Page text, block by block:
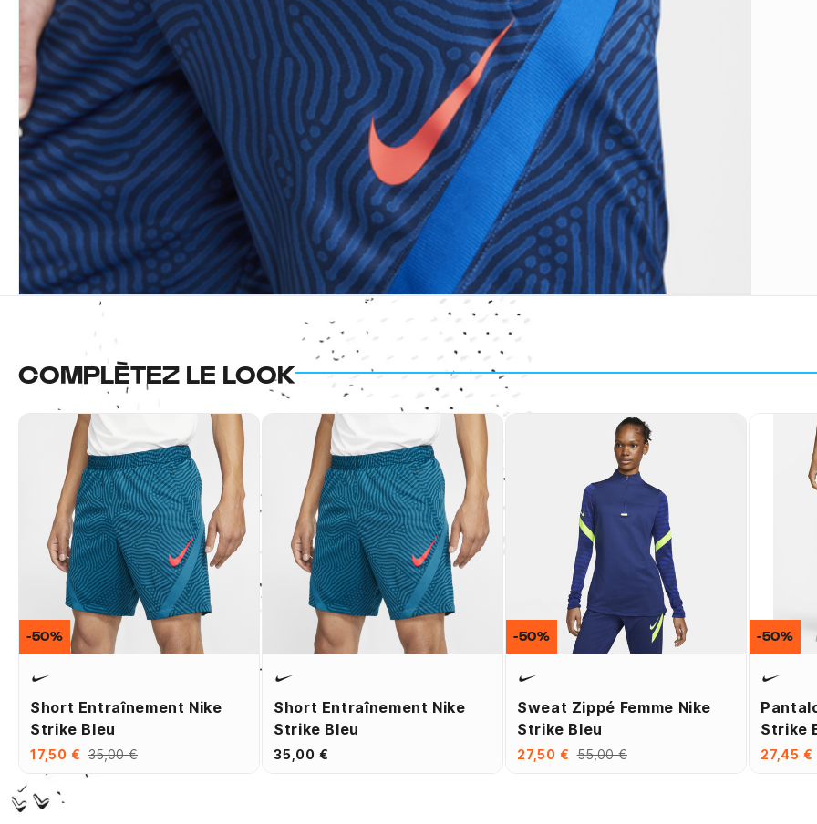
COMPLÈTEZ LE LOOK
Short Entraînement Nike
Strike Bleu
17,50 € 35,00 €
-50%
Short Entraînement Nike
Strike Bleu
35,00 €
Sweat Zippé Femme Nike
Strike Bleu
27,50 € 55,00 €
-50%
Strike
27,45 €
-50%